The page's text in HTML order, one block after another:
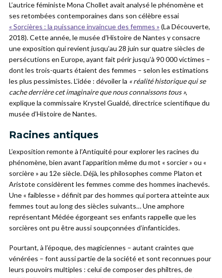
L’autrice féministe Mona Chollet avait analysé le phénomène et
ses retombées contemporaines dans son célèbre essai
« Sorcières : la puissance invaincue des femmes » (La Découverte,
2018). Cette année, le musée d’Histoire de Nantes y consacre
une exposition qui revient jusqu’au 28 juin sur quatre siècles de
persécutions en Europe, ayant fait périr jusqu’à 90 000 victimes –
dont les trois-quarts étaient des femmes – selon les estimations
les plus pessimistes. L’idée : dévoiler la « réalité historique qui se
cache derrière cet imaginaire que nous connaissons tous »,
explique la commissaire Krystel Gualdé, directrice scientifique du
musée d’Histoire de Nantes.
Racines antiques
L’exposition remonte à l’Antiquité pour explorer les racines du
phénomène, bien avant l’apparition même du mot « sorcier » ou «
sorcière » au 12e siècle. Déjà, les philosophes comme Platon et
Aristote considèrent les femmes comme des hommes inachevés.
Une « faiblesse » définit par des hommes qui portera atteinte aux
femmes tout au long des siècles suivants… Une amphore
représentant Médée égorgeant ses enfants rappelle que les
sorcières ont pu être aussi soupçonnées d’infanticides.
Pourtant, à l’époque, des magiciennes – autant craintes que
vénérées – font aussi partie de la société et sont reconnues pour
leurs pouvoirs multiples : celui de composer des philtres, de